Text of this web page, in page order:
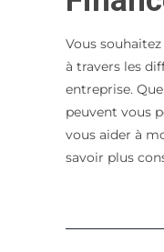
Vous
à travers les
entreprise.
peuvent vous
vous aider à
savoir plus